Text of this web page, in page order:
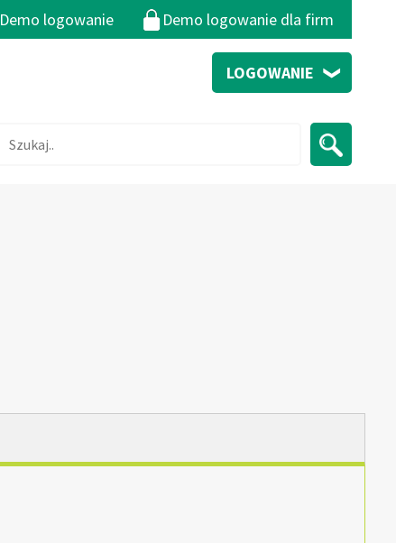
Demo logowanie Demo logowanie dla firm
LOGOWANIE